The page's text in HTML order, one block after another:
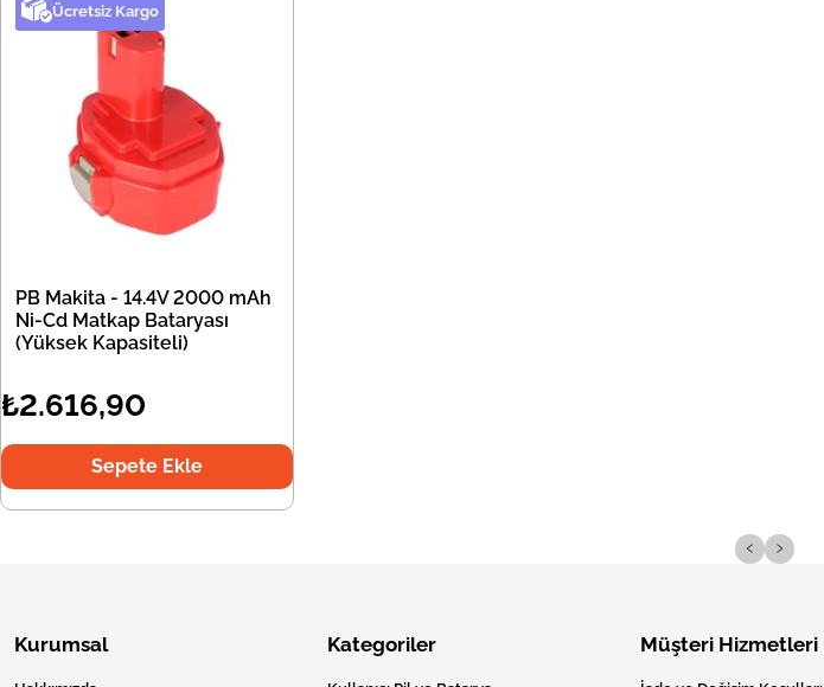
Ücretsiz Kargo
PB Makita - 14.4V 2000 mAh
Ni-Cd Matkap Bataryası
(Yüksek Kapasiteli)
₺2.616,90
Sepete Ekle
‹ ›
Kurumsal Kategoriler Müşteri Hizmetleri